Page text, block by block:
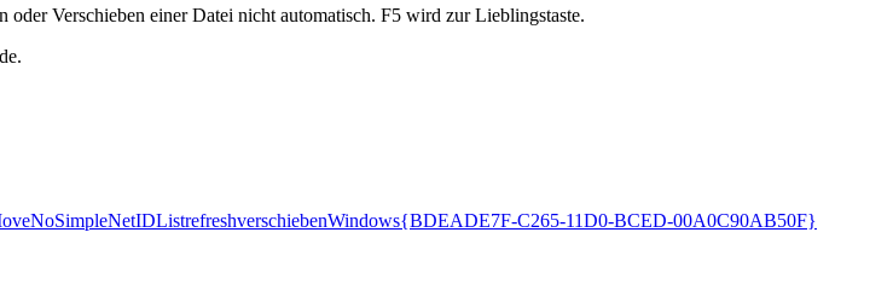
Verschieben einer Datei nicht automatisch. F5 wird zur Lieblingstaste.
NoSimpleNetIDListrefreshverschiebenWindows{BDEADE7F-C265-11D0-BCED-00A0C90AB50F}